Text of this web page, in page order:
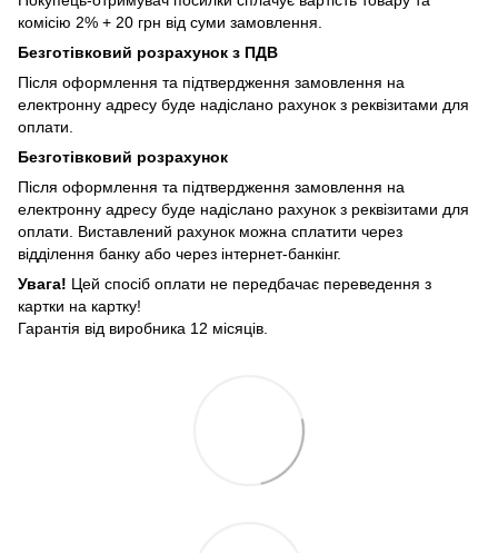
комісію 2% + 20 грн від суми замовлення.
Безготівковий розрахунок з ПДВ
Після оформлення та підтвердження замовлення на
електронну адресу буде надіслано рахунок з реквізитами для
оплати.
Безготівковий розрахунок
Після оформлення та підтвердження замовлення на
електронну адресу буде надіслано рахунок з реквізитами для
оплати. Виставлений рахунок можна сплатити через
відділення банку або через інтернет-банкінг.
Увага! Цей спосіб оплати не передбачає переведення з
картки на картку!
Гарантія від виробника 12 місяців.